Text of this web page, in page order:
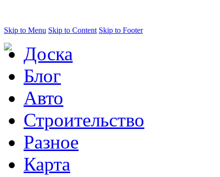
Skip to Menu Skip to Content Skip to Footer
Доска
Блог
Авто
Строительство
Разное
Карта